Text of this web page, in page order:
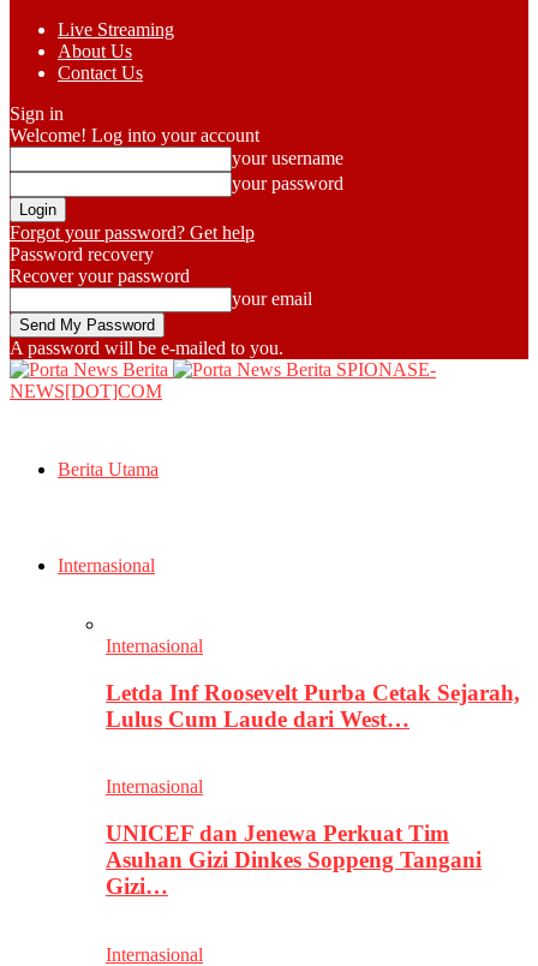
Live Streaming
About Us
Contact Us
Sign in
Welcome! Log into your account
your username
your password
Forgot your password? Get help
Password recovery
Recover your password
your email
A password will be e-mailed to you.
SPIONASE-
NEWS[DOT]COM
Berita Utama
Internasional
Internasional
Letda Inf Roosevelt Purba Cetak Sejarah,
Lulus Cum Laude dari West…
Internasional
UNICEF dan Jenewa Perkuat Tim
Asuhan Gizi Dinkes Soppeng Tangani
Gizi…
Internasional